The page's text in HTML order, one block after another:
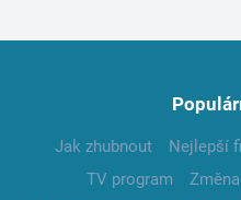
Jak zhubnout Nejlepší
TV program